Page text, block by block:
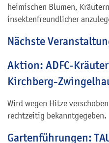
heimischen Blumen,
insektenfreundlicher
Nächste
Aktion: ADFC-
Kirchberg-
Wird wegen Hitze
rechtzeitig bekanntgegeben.
Gartenführungen: